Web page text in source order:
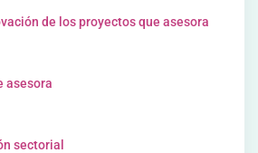
de los proyectos que asesora
asesora
sectorial